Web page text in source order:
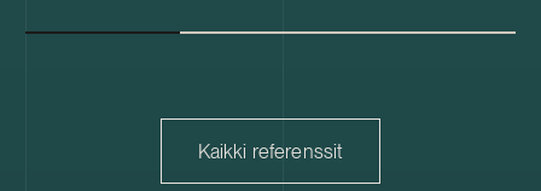
Easpring Finland New Materials on Beijing
omistama yhteisyritys. Rahoituksen myönsi
kuusi kansainvälistä liikepankkia. Société
on 125 MW /
Kaikki referenssit